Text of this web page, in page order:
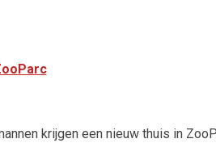
krijgen een nieuw thuis in